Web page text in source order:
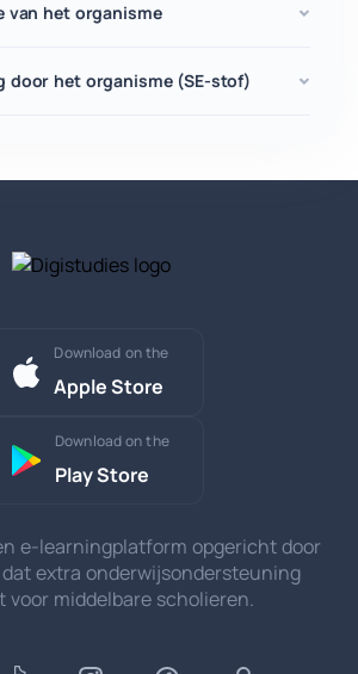
van het organisme
door het organisme (SE-stof)
Download on the
Apple Store
Download on the
Play Store
e-learningplatform opgericht door
extra onderwijsondersteuning
voor middelbare scholieren.